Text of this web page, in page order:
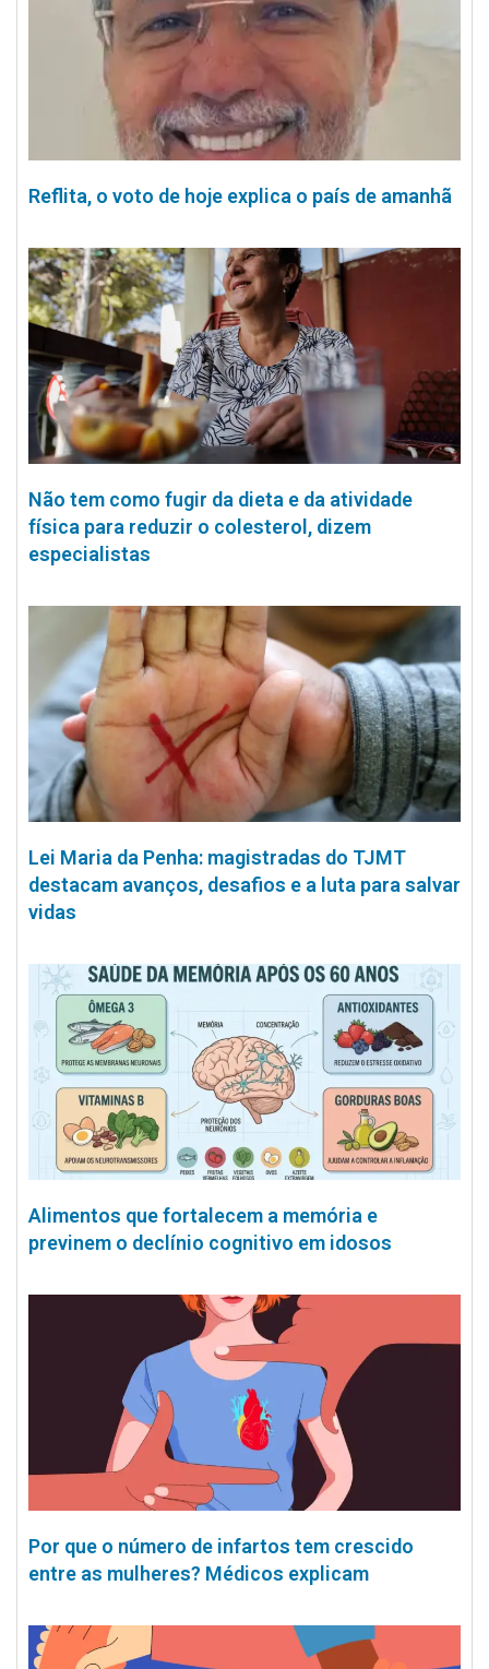
Reflita, o voto de hoje explica o país de amanhã
Não tem como fugir da dieta e da atividade
física para reduzir o colesterol, dizem
especialistas
Lei Maria da Penha: magistradas do TJMT
destacam avanços, desafios e a luta para salvar
vidas
Alimentos que fortalecem a memória e
previnem o declínio cognitivo em idosos
Por que o número de infartos tem crescido
entre as mulheres? Médicos explicam